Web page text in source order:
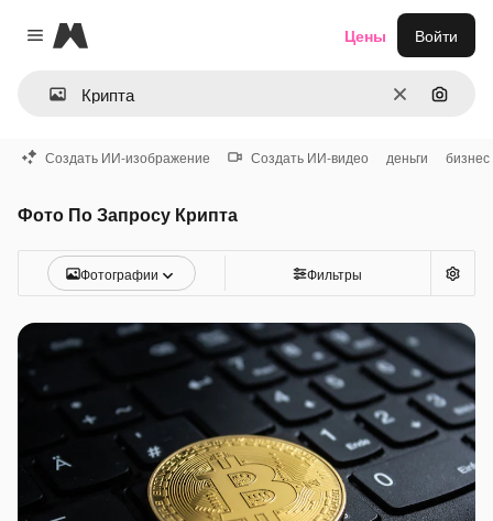
Close menu
Magnific
ОчиститьПоиск
Цены Войти
Создать ИИ-изображение Создать ИИ-видео деньги бизнес
Фото По Запросу Крипта
Фотографии Фильтры